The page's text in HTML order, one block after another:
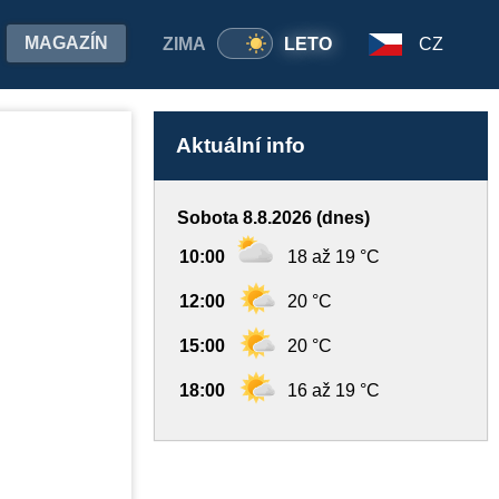
ZIMA LETO
MAGAZÍN CZ
Aktuální info
Sobota 8.8.2026 (dnes)
10:00 18 až 19 °C
12:00 20 °C
15:00 20 °C
18:00 16 až 19 °C